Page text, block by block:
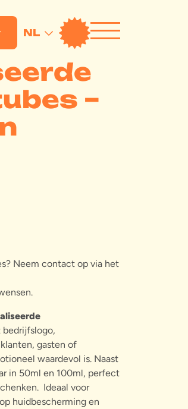
NL
–
Neem contact op via het
gasten of
waardevol is. Naast
in 50ml en 100ml, perfect
Ideaal voor
huidbescherming en